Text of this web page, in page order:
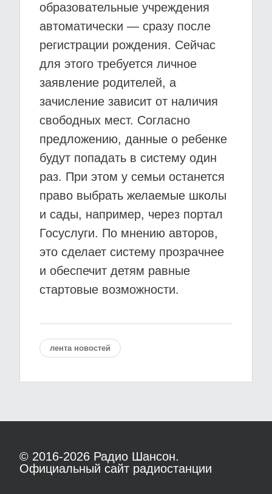
образовательные учреждения
автоматически — сразу после
регистрации рождения. Сейчас
для этого требуется личное
заявление родителей, а
зачисление зависит от наличия
свободных мест. Согласно
предложению, данные о ребенке
будут попадать в систему один
раз. При этом у семьи останется
право выбрать желаемые школы
и сады, например, через портал
Госуслуги. По мнению авторов,
это сделает систему прозрачнее
и обеспечит детям равные
стартовые возможности.
лента новостей
© 2016-2026 Радио Шансон.
Официальный сайт радиостанции